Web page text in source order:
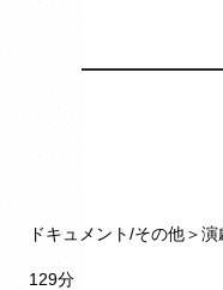
ドキュメント/その他＞演
129分